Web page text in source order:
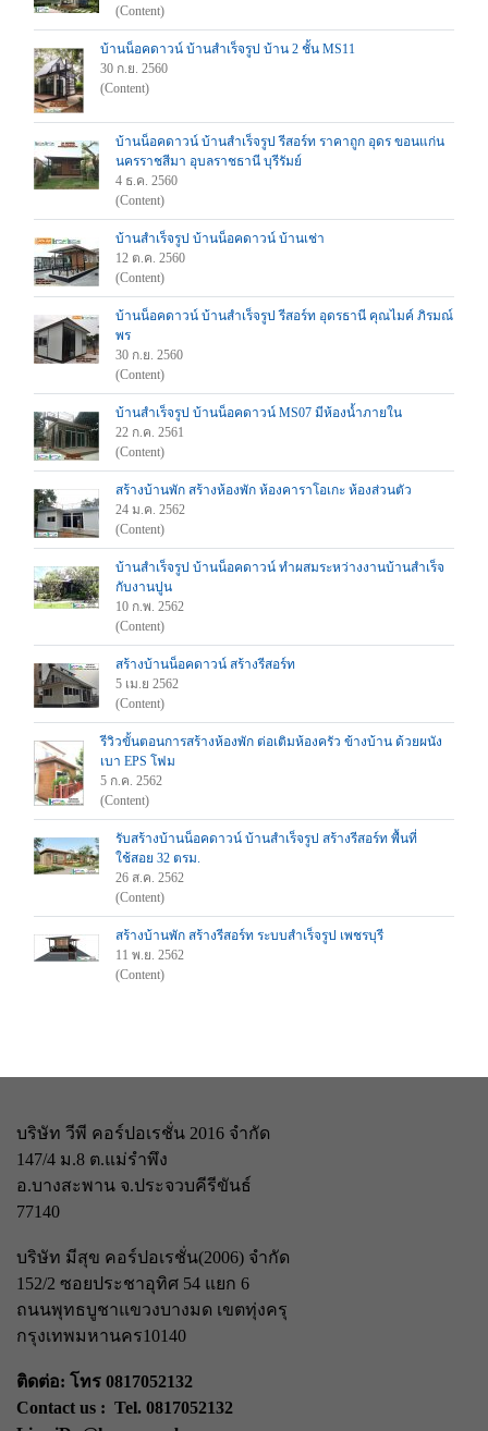
(Content)
บ้านน็อคดาวน์ บ้านสำเร็จรูป บ้าน 2 ชั้น MS11
30 ก.ย. 2560
(Content)
บ้านน็อคดาวน์ บ้านสำเร็จรูป รีสอร์ท ราคาถูก อุดร ขอนแก่น
นครราชสีมา อุบลราชธานี บุรีรัมย์
4 ธ.ค. 2560
(Content)
บ้านสำเร็จรูป บ้านน็อคดาวน์ บ้านเช่า
12 ต.ค. 2560
(Content)
บ้านน็อคดาวน์ บ้านสำเร็จรูป รีสอร์ท อุดรธานี คุณไมค์ ภิรมณ์
พร
30 ก.ย. 2560
(Content)
บ้านสำเร็จรูป บ้านน็อคดาวน์ MS07 มีห้องน้ำภายใน
22 ก.ค. 2561
(Content)
สร้างบ้านพัก สร้างห้องพัก ห้องคาราโอเกะ ห้องส่วนตัว
24 ม.ค. 2562
(Content)
บ้านสำเร็จรูป บ้านน็อคดาวน์ ทำผสมระหว่างงานบ้านสำเร็จ
กับงานปูน
10 ก.พ. 2562
(Content)
สร้างบ้านน็อคดาวน์ สร้างรีสอร์ท
5 เม.ย 2562
(Content)
รีวิวขั้นตอนการสร้างห้องพัก ต่อเติมห้องครัว ข้างบ้าน ด้วยผนัง
เบา EPS โฟม
5 ก.ค. 2562
(Content)
รับสร้างบ้านน็อคดาวน์ บ้านสำเร็จรูป สร้างรีสอร์ท พื้นที่
ใช้สอย 32 ตรม.
26 ส.ค. 2562
(Content)
สร้างบ้านพัก สร้างรีสอร์ท ระบบสำเร็จรูป เพชรบุรี
11 พ.ย. 2562
(Content)
บริษัท วีพี คอร์ปอเรชั่น 2016 จำกัด
147/4 ม.8 ต.แม่รำพึง
อ.บางสะพาน จ.ประจวบคีรีขันธ์
77140
บริษัท มีสุข คอร์ปอเรชั่น(2006) จำกัด
152/2 ซอยประชาอุทิศ 54 แยก 6
ถนนพุทธบูชาแขวงบางมด เขตทุ่งครุ
กรุงเทพมหานคร10140
ติดต่อ: โทร 0817052132
Contact us : Tel. 0817052132